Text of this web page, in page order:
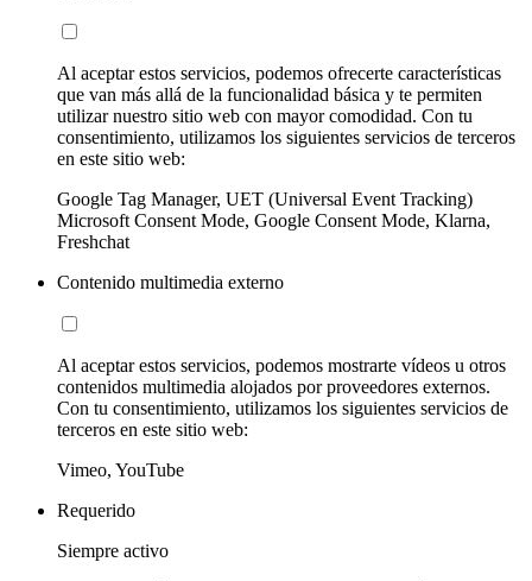
Al aceptar estos servicios, podemos ofrecerte características
que van más allá de la funcionalidad básica y te permiten
utilizar nuestro sitio web con mayor comodidad. Con tu
consentimiento, utilizamos los siguientes servicios de terceros
en este sitio web:
Google Tag Manager, UET (Universal Event Tracking)
Microsoft Consent Mode, Google Consent Mode, Klarna,
Freshchat
Contenido multimedia externo
Al aceptar estos servicios, podemos mostrarte vídeos u otros
contenidos multimedia alojados por proveedores externos.
Con tu consentimiento, utilizamos los siguientes servicios de
terceros en este sitio web:
Vimeo, YouTube
Requerido
Siempre activo